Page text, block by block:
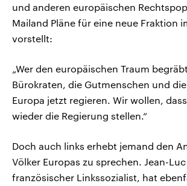
und anderen europäischen
Mailand Pläne für eine neue Fraktion
vorstellt:
„Wer den europäischen Traum
Bürokraten, die Gutmenschen und
Europa jetzt regieren. Wir wollen,
wieder die Regierung stellen.“
Doch auch links erhebt jemand den
Völker Europas zu sprechen. Jean-
französischer Linkssozialist, hat